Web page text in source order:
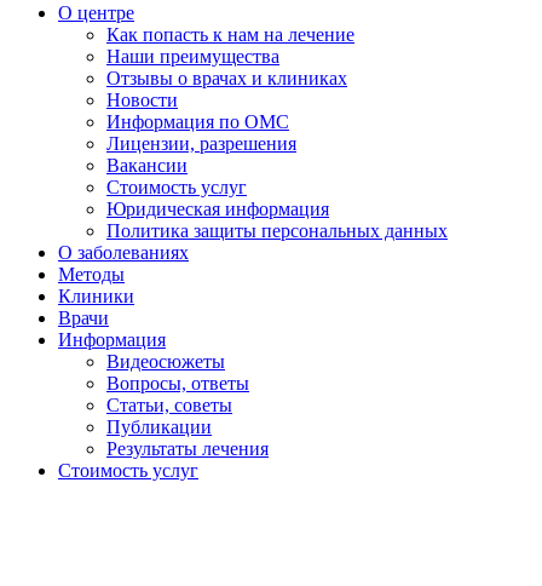
О центре
Как попасть к нам на лечение
Наши преимущества
Отзывы о врачах и клиниках
Новости
Информация по ОМС
Лицензии, разрешения
Вакансии
Стоимость услуг
Юридическая информация
Политика защиты персональных данных
О заболеваниях
Методы
Клиники
Врачи
Информация
Видеосюжеты
Вопросы, ответы
Статьи, советы
Публикации
Результаты лечения
Стоимость услуг